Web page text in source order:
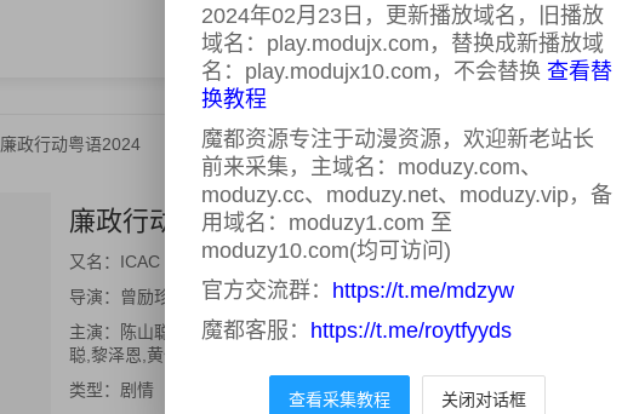
廉政行动粤语2024
廉政行动粤语2024
更新至05集
又名： ICAC Investigators 2024,廉政行动2024 廉政行動2024
导演：
曾励珍,麦浩邦,高子彬,吴品儒
主演：
陈山聪,张曦雯,罗子溢,郑则仕,蔡洁,郑俊弘,陈星妤,林凯恩,罗天宇,容
聪,黎泽恩,黄俊豪,罗雪妍,文凯婷,冯皓扬,何启南,文雪儿,黄碧莲
类型： 剧情
2024年02月23日，更新播放域名，旧播放
域名：play.modujx.com，替换成新播放域
名：play.modujx10.com，不会替换 查看替
换教程
魔都资源专注于动漫资源，欢迎新老站长
前来采集，主域名：moduzy.com、
moduzy.cc、moduzy.net、moduzy.vip，备
用域名：moduzy1.com 至
moduzy10.com(均可访问)
官方交流群： https://t.me/mdzyw
魔都客服： https://t.me/roytfyyds
查看采集教程 关闭对话框